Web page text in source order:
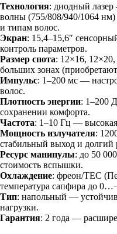
Технология: диодный
волны (755/808/940/1064
и типам волос.
Экран: 15,4–15,6″
контроль параметров.
Размер спота: 12×16,
больших зонах
Импульс: 1–200 мс —
волос.
Плотность энергии: 1–200
сохранении комфорта.
Частота: 1–10 Гц — высокая
Мощность излучателя:
стабильный выход и долгий
Ресурс манипулы: до 50
стоимость вспышки.
Охлаждение: фреон/TEC
температура сапфира до
Тип: напольный —
нагрузки.
Гарантия: 2 года —